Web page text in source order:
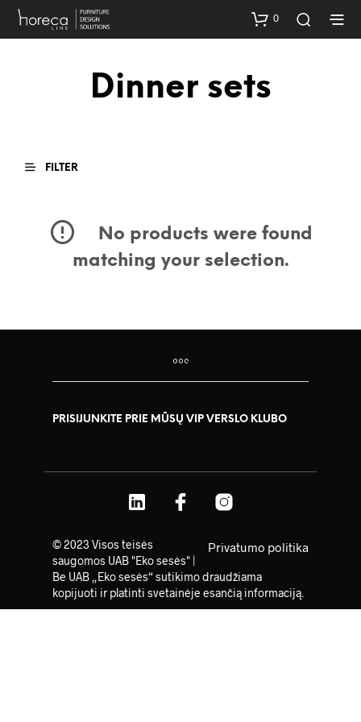
0
Dinner sets
FILTER
No products were found
matching your selection.
PRISIJUNKITE PRIE MŪSŲ VIP VERSLO KLUBO
Privatumo politika
© 2023 Visos teisės
saugomos UAB "Eko sesės" |
Be UAB „Eko sesės“ sutikimo draudžiama
kopijuoti ir platinti svetainėje esančią informaciją.